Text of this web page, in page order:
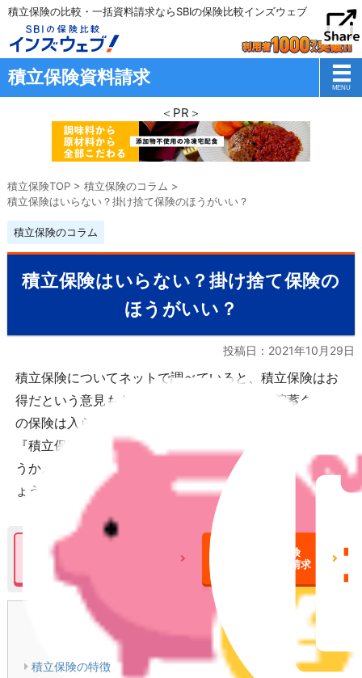
積立保険の比較・一括資料請求ならSBIの保険比較インズウェブ
積立保険資料請求
＜PR＞
積立保険TOP> 積立保険のコラム >
積立保険はいらない？掛け捨て保険のほうがいい？
積立保険のコラム
積立保険はいらない？掛け捨て保険の
ほうがいい？
投稿日： 2021年10月29日
積立保険についてネットで調べていると、積立保険はお
得だという意見もあれば、積立保険のような貯蓄タイプ
の保険は入らないほうがいいという意見も見かけます。
『積立保険不要論』はどういった理由によるものでしょ
うか。積立保険と掛け捨て保険それぞれ比較してみまし
ょう。
積立保険
一括資料請求
目次 閉じる]
積立保険の特徴